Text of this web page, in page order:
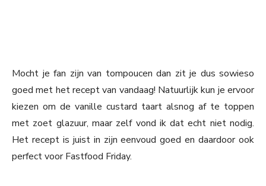
Mocht je fan zijn van tompoucen dan zit je dus sowieso
goed met het recept van vandaag! Natuurlijk kun je ervoor
kiezen om de vanille custard taart alsnog af te toppen
met zoet glazuur, maar zelf vond ik dat echt niet nodig.
Het recept is juist in zijn eenvoud goed en daardoor ook
perfect voor Fastfood Friday.